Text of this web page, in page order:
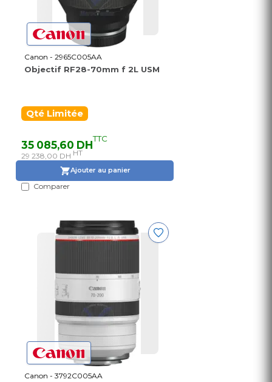
Canon - 2965C005AA
Objectif RF28-70mm f 2L USM
Qté Limitée
35 085,60 DHTTC
29 238,00 DH HT
Ajouter au panier
Comparer
Canon - 3792C005AA